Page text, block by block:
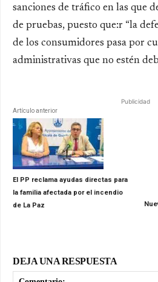
sanciones de tráfico en las que
de pruebas, puesto que:r “la
de los consumidores pasa por
administrativas que no estén
Publicidad
Artículo anterior
El PP reclama ayudas directas para
la familia afectada por el incendio
de La Paz
DEJA UNA RESPUESTA